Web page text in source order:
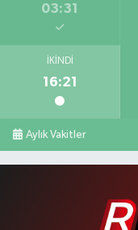
03:31
İKINDI
16:21
Aylık Vakitler